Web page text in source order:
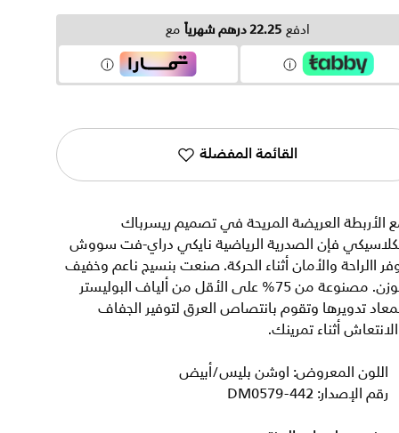
ادفع 22.25 درهم شهرياً مع
القائمة المفضلة
الأربطة العريضة المريحة في تصميم ريسرباك
فإن الصدرية الرياضية نايكي دراي-فت سووش
االراحة والأمان أثناء الحركة. صنعت بنسيج ناعم وخفيف
الوزن. مصنوعة من 75% على الأقل من ألياف البوليستر
تدويرها وتقوم بانتصاص العرق لتوفير الجفاف
أثناء تمرينك.
اللون المعروض: اوشن بليس/أبيض
رقم الإصدار: DM0579-442